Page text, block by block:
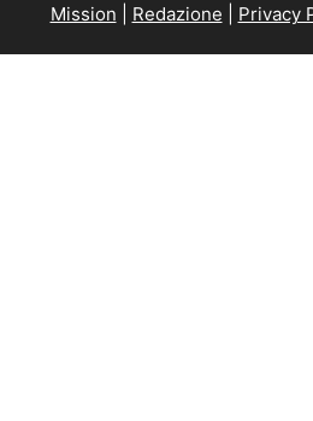
Mission
Redazione Privacy